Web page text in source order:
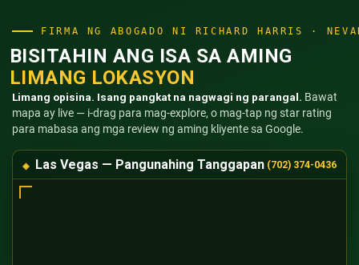
FIRMA NG ABOGADO NI RICHARD HARRIS ·
BISITAHIN ANG ISA SA AMING
LIMANG LOKASYON
Limang opisina. Isang pangkat na nagwagi ng parangal. Bawat
mapa ay live — i-drag para mag-explore, o mag-tap ng star rating
para mabasa ang mga review ng aming kliyente sa Google.
Las Vegas — Pangunahing Tanggapan (702) 374-0436